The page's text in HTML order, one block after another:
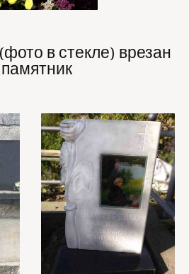
в стекле) врезан